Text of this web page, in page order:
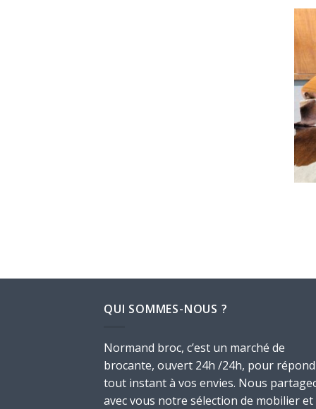
QUI SOMMES-NOUS ?
Normand broc, c’est un marché de
brocante, ouvert 24h /24h, pour
tout instant à vos envies. Nous
avec vous notre sélection de mobilier et